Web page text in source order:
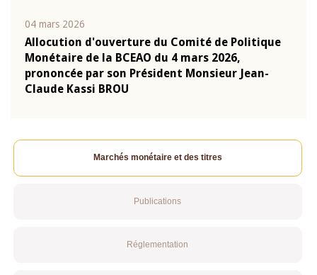
04 mars 2026
Allocution d'ouverture du Comité de Politique
Monétaire de la BCEAO du 4 mars 2026,
prononcée par son Président Monsieur Jean-
Claude Kassi BROU
Marchés monétaire et des titres
Publications
Réglementation